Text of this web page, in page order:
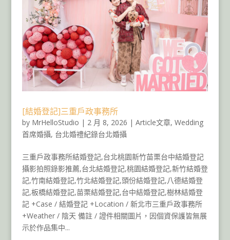
[結婚登記]三重戶政事務所
by MrHelloStudio | 2 月 8, 2026 | Article文章, Wedding
首席婚攝, 台北婚禮紀錄台北婚攝
三重戶政事務所結婚登記,台北桃園新竹苗栗台中結婚登記
攝影拍照錄影推薦,台北結婚登記,桃園結婚登記,新竹結婚登
記,竹南結婚登記,竹北結婚登記,頭份結婚登記,八德結婚登
記,板橋結婚登記,苗栗結婚登記,台中結婚登記,樹林結婚登
記 +Case / 結婚登記 +Location / 新北市三重戶政事務所
+Weather / 陰天 備註 / 證件相關圖片，因個資保護皆無展
示於作品集中...